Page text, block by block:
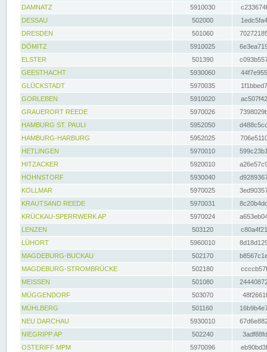
DAMNATZ
5910030
DESSAU
502000
DRESDEN
501060
DÖMITZ
5910025
ELSTER
501390
GEESTHACHT
5930060
GLÜCKSTADT
5970035
GORLEBEN
5910020
GRAUERORT REEDE
5970026
HAMBURG ST. PAULI
5952050
HAMBURG-HARBURG
5952025
HETLINGEN
5970010
HITZACKER
5920010
HOHNSTORF
5930040
KOLLMAR
5970025
KRAUTSAND REEDE
5970031
KRÜCKAU-SPERRWERK AP
5970024
LENZEN
503120
LÜHORT
5960010
MAGDEBURG-BUCKAU
502170
MAGDEBURG-STROMBRÜCKE
502180
MEISSEN
501080
MÜGGENDORF
503070
MÜHLBERG
501160
NEU DARCHAU
5930010
NIEGRIPP AP
502240
OSTERIFF MPM
5970096